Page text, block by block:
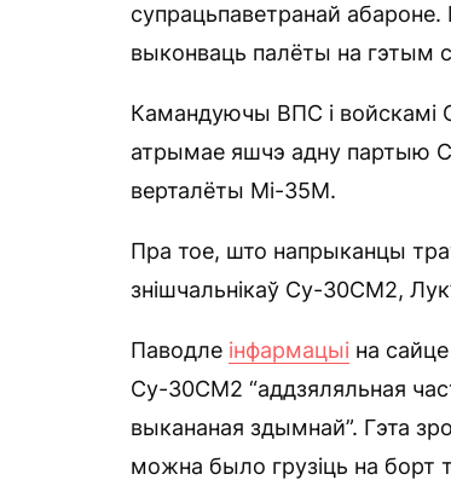
супрацьпаветранай абароне.
выконваць палёты на гэтым
Камандуючы ВПС і войскамі
атрымае яшчэ адну партыю
верталёты Мі-35М.
Пра тое, што напрыканцы
знішчальнікаў Су-30СМ2,
Паводле інфармацыі на
Су-30СМ2 “аддзяляльная
выкананая здымнай”. Гэта
можна было грузіць на борт